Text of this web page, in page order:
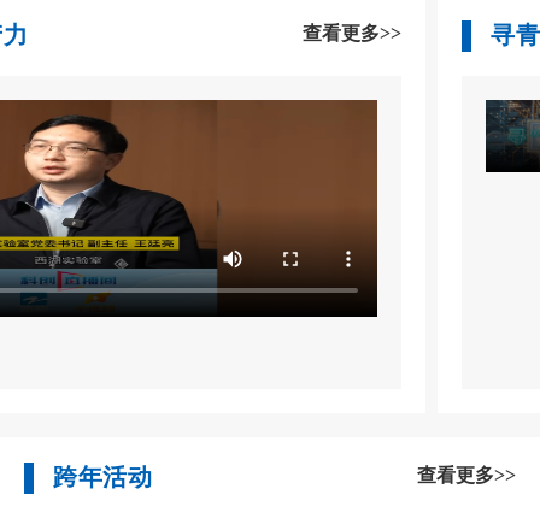
查看更多>> 寻
跨年活动 查看更多>>